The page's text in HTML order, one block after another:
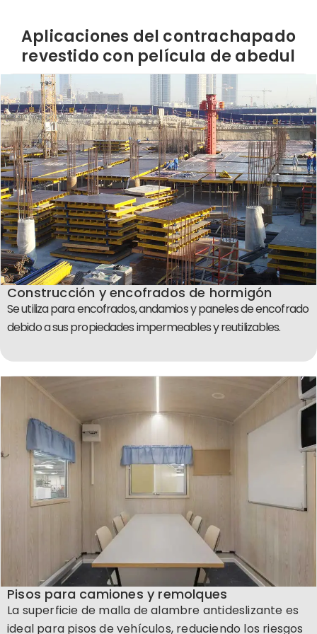
Aplicaciones del contrachapado
revestido con película de abedul
Construcción y encofrados de hormigón
Se utiliza para encofrados, andamios y paneles de encofrado
debido a sus propiedades impermeables y reutilizables.
Pisos para camiones y remolques
La superficie de malla de alambre antideslizante es
ideal para pisos de vehículos, reduciendo los riesgos